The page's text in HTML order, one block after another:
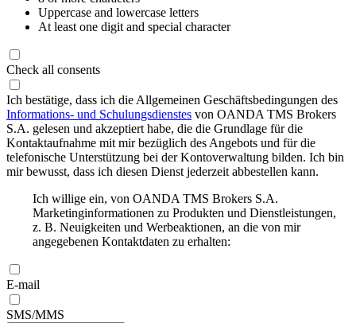
Uppercase and lowercase letters
At least one digit and special character
Check all consents
Ich bestätige, dass ich die Allgemeinen Geschäftsbedingungen des
Informations- und Schulungsdienstes von OANDA TMS Brokers
S.A. gelesen und akzeptiert habe, die die Grundlage für die
Kontaktaufnahme mit mir bezüglich des Angebots und für die
telefonische Unterstützung bei der Kontoverwaltung bilden. Ich bin
mir bewusst, dass ich diesen Dienst jederzeit abbestellen kann.
Ich willige ein, von OANDA TMS Brokers S.A.
Marketinginformationen zu Produkten und Dienstleistungen,
z. B. Neuigkeiten und Werbeaktionen, an die von mir
angegebenen Kontaktdaten zu erhalten:
E-mail
SMS/MMS